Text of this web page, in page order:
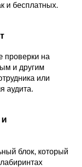
и бесплатных.
проверки на
и другим
или
аудита.
блок, который